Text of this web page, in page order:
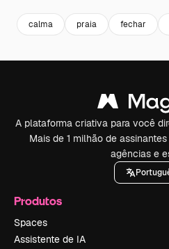
calma praia fechar
A plataforma criativa para você
Mais de 1 milhão de
agências e
Produtos
Spaces
Assistente de IA